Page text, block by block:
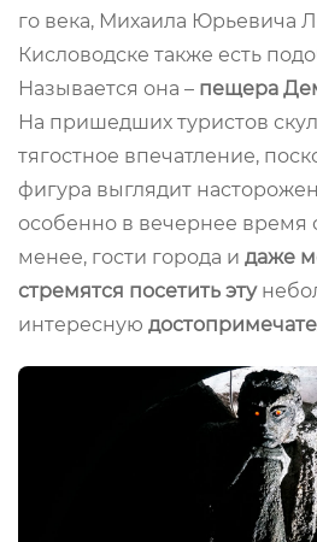
го века, Михаила Юрьевича
Кисловодске также есть
Называется она – пещера
На пришедших туристов
тягостное впечатление,
фигура выглядит
особенно в вечернее время
менее, гости города и даже
стремятся посетить эту
интересную